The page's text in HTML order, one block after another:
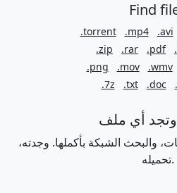
Find
.torrent .mp4 .avi
.zip
.rar .pdf
.png
.mov .wmv
.7z
.txt .doc
أي ملف
والبحث الشبكة بأكملها. وجدته،
تحميله.